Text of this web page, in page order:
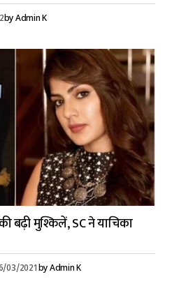
byAdmin K
बढ़ी मुश्किलें, SC ने याचिका
03/2021byAdmin K